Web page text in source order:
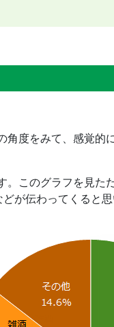
度をみて、感覚的
このグラフを見た
が伝わってくると